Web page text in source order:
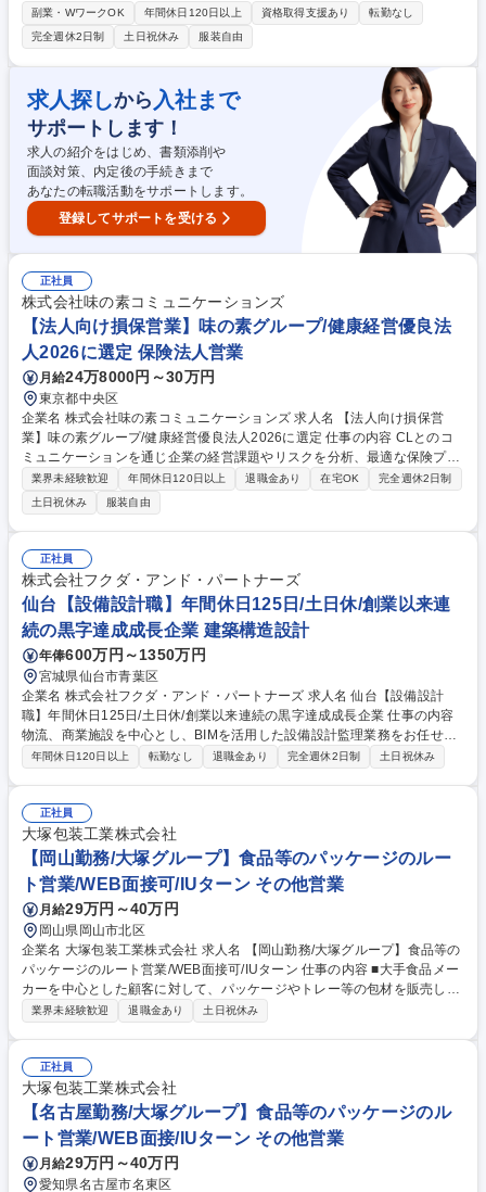
において受賞している当社にて、PRストーリーを設計して統合的なマー
ケティングプランの企画立案をお任せします。【詳細】 ■顧客のPRやブラ
ンドビルディングのストーリー設計からクリエイティブ・コンテンツ開発
まで一貫して実施■情報流通に対する深い理解を基に顧客や生活者、地域
社会など全てのステークホルダーの心理や情報を論理的に紐解き、妥当協
せずに企画を練り上げることがミッション■大手広告代理店、各業界大手
企業との取引が中心（直案件は約30%）で、注目度の高い商品・サービス
のブランド戦略や新商品開発に関わる企画提案も可能 募集職種 【PRプラ
ンナー/スペシャリスト】業界NO,1の120%成長/在宅勤務/フレックス
副業・WワークOK 年間休日120日以上 資格取得支援あり
転勤なし
完全週休2日制
土日祝休み 服装自由
求人探しから 入社まで
サポートします！
求人の紹介をはじめ、書類添削や
面談対策、内定後の手続きまで
あなたの転職活動をサポートします。
登録してサポートを受ける
正社員
株式会社味の素コミュニケーションズ
【法人向け損保営業】味の素グループ/健康経営優良法
人2026に選定 保険法人営業
月給24万8000円～30万円
東京都中央区
企業名 株式会社味の素コミュニケーションズ 求人名 【法人向け損保営
業】味の素グループ/健康経営優良法人2026に選定 仕事の内容 CLとのコ
ミュニケーションを通じ企業の経営課題やリスクを分析、最適な保険プロ
グラムやリスクマネジメントを提案します。味の素グループ内外法人顧客
の持続的な成長を支えるパートナーとして業務に従事します。 ■法人顧客
への訪問・ヒアリング ■既存顧客の契約管理・更新手続き ■企業リスク分
析 ■事業継続計画（BCP）に関する提案 ■福利厚生制度の構築支援 ■事故
発生時の対応・保険金請求サポート ■保険会社との折衝・各種手続き ■新
規法人顧客の開拓 募集職種 【法人向け損保営業】味の素グループ/健康経
営優良法人2026に選定
業界未経験歓迎 年間休日120日以上 退職金あり 在宅OK
完全週休2日制
土日祝休み
服装自由
正社員
株式会社フクダ・アンド・パートナーズ
仙台【設備設計職】年間休日125日/土日休/創業以来連
続の黒字達成成長企業 建築構造設計
年俸600万円～1350万円
宮城県仙台市青葉区
企業名 株式会社フクダ・アンド・パートナーズ 求人名 仙台【設備設計
職】年間休日125日/土日休/創業以来連続の黒字達成成長企業 仕事の内容
物流、商業施設を中心とし、BIMを活用した設備設計監理業務をお任せし
ます 【具体的な業務内容】■プロジェクトマネジメント業務（施主代行と
ェンスレポート作成■施工品質の評価、指導■設備関係全般の各種相談対応
■サスティナビリティ導入効果検証（LCC）、第三者認証取得申請 募集職
種 仙台【設備設計職】年間休日125日/土日休/創業以来連続の黒字達成成
長企業
年間休日120日以上 転勤なし 退職金あり 完全週休2日制 土日祝休み
正社員
大塚包装工業株式会社
【岡山勤務/大塚グループ】食品等のパッケージのルー
ト営業/WEB面接可/IUターン その他営業
月給29万円～40万円
岡山県岡山市北区
企業名 大塚包装工業株式会社 求人名 【岡山勤務/大塚グループ】食品等の
パッケージのルート営業/WEB面接可/IUターン 仕事の内容 ■大手食品メー
カーを中心とした顧客に対して、パッケージやトレー等の包材を販売しま
す。既存商品の生産計画に応じた受注～納品対応のほか、新商品やリニュ
り・受注から自社の製造部門への発注、納品管理まで一貫して行います。
既存取引先へのルートセールスが中心です。 ◎既存顧客の新しいアイテム
や新規取引先に対して、自社製品の機能・品質等を提案して自社製品の採
用を目指す企画提案営業も行います。 募集職種 【岡山勤務/大塚グルー
プ】食品等のパッケージのルート営業/WEB面接可/IUターン
業界未経験歓迎 退職金あり 土日祝休み
正社員
大塚包装工業株式会社
【名古屋勤務/大塚グループ】食品等のパッケージのル
ート営業/WEB面接/IUターン その他営業
月給29万円～40万円
愛知県名古屋市名東区